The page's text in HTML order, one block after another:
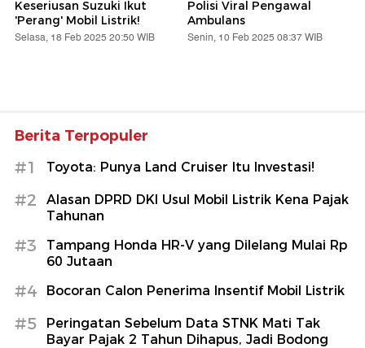
Keseriusan Suzuki Ikut
'Perang' Mobil Listrik!
Selasa, 18 Feb 2025 20:50 WIB
Polisi Viral Pengawal
Ambulans
Senin, 10 Feb 2025 08:37 WIB
Berita Terpopuler
#1 Toyota: Punya Land Cruiser Itu Investasi!
#2
Alasan DPRD DKI Usul Mobil Listrik Kena Pajak
Tahunan
#3
Tampang Honda HR-V yang Dilelang Mulai Rp
60 Jutaan
#4 Bocoran Calon Penerima Insentif Mobil Listrik
#5
Peringatan Sebelum Data STNK Mati Tak
Bayar Pajak 2 Tahun Dihapus, Jadi Bodong